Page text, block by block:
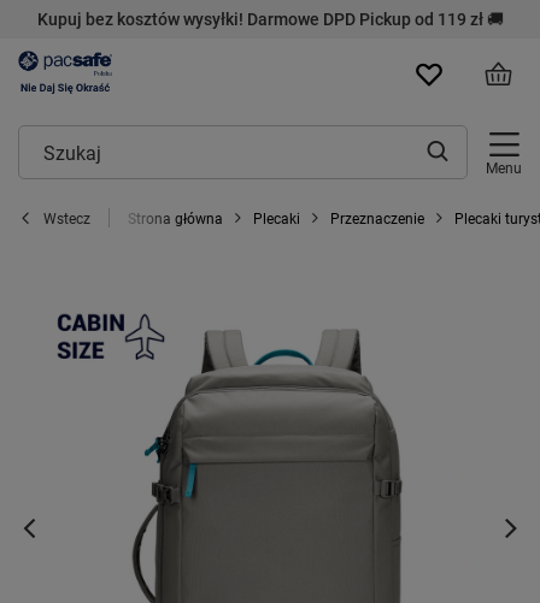
Kupuj bez kosztów wysyłki! Darmowe DPD Pickup od 119 zł 🚚
Menu
Wstecz Strona główna Plecaki Przeznaczenie Plecaki